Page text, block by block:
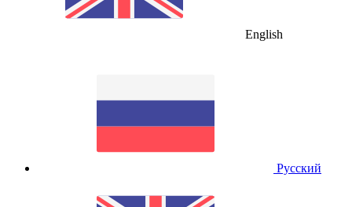
English
Русский